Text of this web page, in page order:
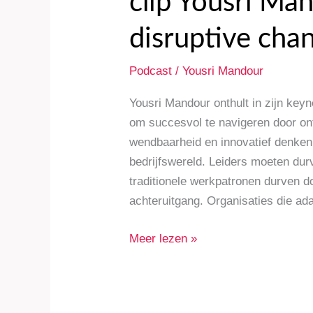
disruptive
Podcast /Yousri Mandour
Yousri Mandour onthult in zijn
om succesvol te navigeren door
wendbaarheid en innovatief
bedrijfswereld. Leiders moeten
traditionele werkpatronen durven
achteruitgang. Organisaties die
Meer lezen »